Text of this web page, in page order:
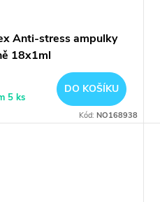
Anti-stress ampulky
18x1ml
5 ks
DO KOŠÍKU
Kód: NO168938